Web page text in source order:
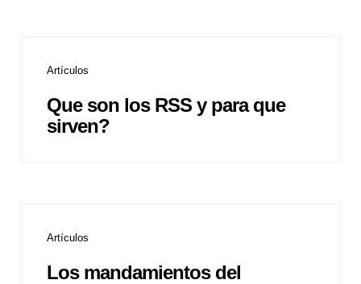
Artículos
Que son los RSS y para que
sirven?
Artículos
Los mandamientos del